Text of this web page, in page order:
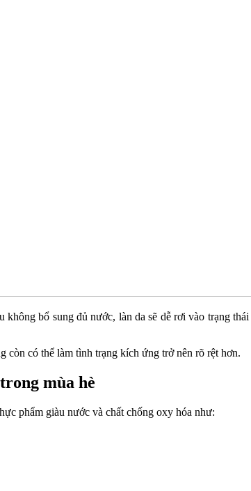
bổ sung đủ nước, làn da sẽ dễ rơi vào trạng
có thể làm tình trạng kích ứng trở nên rõ rệt hơn.
mùa hè
phẩm giàu nước và chất chống oxy hóa như: